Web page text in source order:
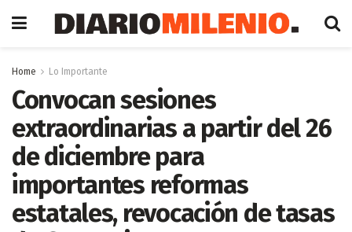
Home Lo Importante
Convocan sesiones
extraordinarias a partir del 26
de diciembre para
importantes reformas
estatales, revocación de tasas